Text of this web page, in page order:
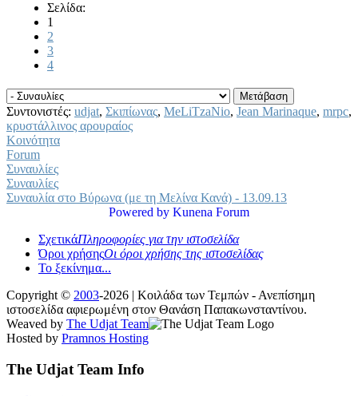
Σελίδα:
1
2
3
4
Συντονιστές: udjat, Σκιπίωνας, MeLiTzaNio, Jean Marinaque, mrpc,
κρυστάλλινος αρουραίος
Κοινότητα
Forum
Συναυλίες
Συναυλίες
Συναυλία στο Βύρωνα (με τη Μελίνα Κανά) - 13.09.13
Powered by Kunena Forum
ΣχετικάΠληροφορίες για την ιστοσελίδα
Όροι χρήσηςΟι όροι χρήσης της ιστοσελίδας
Το ξεκίνημα...
Copyright © 2003-2026 | Κοιλάδα των Τεμπών - Ανεπίσημη
ιστοσελίδα αφιερωμένη στον Θανάση Παπακωνσταντίνου.
Weaved by The Udjat Team
Hosted by Pramnos Hosting
The Udjat Team Info